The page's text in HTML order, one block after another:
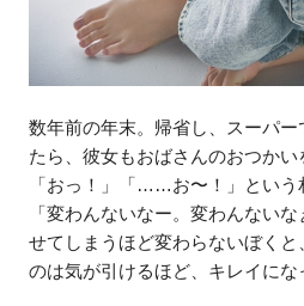
数年前の年末。帰省し、スーパ
たら、彼女もおばさんのおつかい
「おっ！」「……お〜！」という
「変わんないなー。変わんない
せてしまうほど変わらないぼくと
のは気が引けるほど、キレイにな